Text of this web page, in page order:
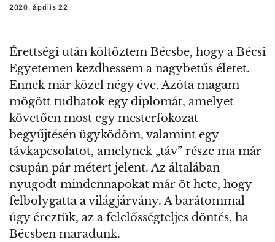
2020. április 22.
Érettségi után költöztem Bécsbe, hogy a Bécsi
Egyetemen kezdhessem a nagybetűs életet.
Ennek már közel négy éve. Azóta magam
mögött tudhatok egy diplomát, amelyet
követően most egy mesterfokozat
begyűjtésén ügyködöm, valamint egy
távkapcsolatot, amelynek „táv” része ma már
csupán pár métert jelent. Az általában
nyugodt mindennapokat már öt hete, hogy
felbolygatta a világjárvány. A barátommal
úgy éreztük, az a felelősségteljes döntés, ha
Bécsben maradunk.